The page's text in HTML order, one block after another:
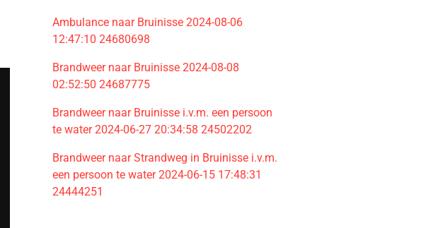
Ambulance naar Bruinisse 2024-08-06
12:47:10 24680698
Brandweer naar Bruinisse 2024-08-08
02:52:50 24687775
Brandweer naar Bruinisse i.v.m. een persoon
te water 2024-06-27 20:34:58 24502202
Brandweer naar Strandweg in Bruinisse i.v.m.
een persoon te water 2024-06-15 17:48:31
24444251